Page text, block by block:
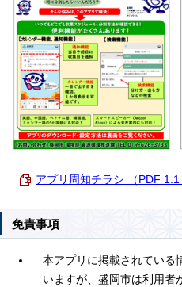
アプリ周知チラシ （PDF 1.1
免責事項
本アプリに掲載されている
いますが、盛岡市は利用者